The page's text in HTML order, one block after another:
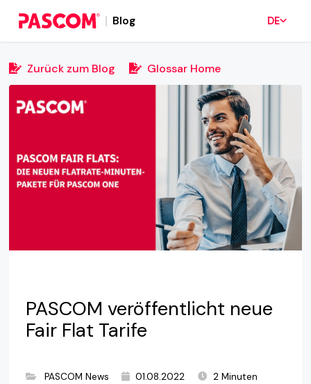
Blog DE
Zurück zum Blog Glossar Home
PASCOM veröffentlicht neue
Fair Flat Tarife
PASCOM News 01.08.2022
2 Minuten